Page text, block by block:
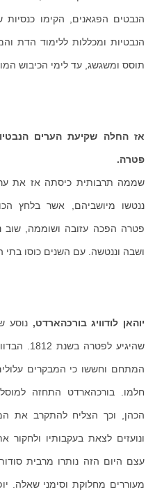
הנבטים הפגאנים, הקימו כנסיות
הנבטיות ומכללות ללימוד הדת
תוסס ומשגשג, עד לימי הכיבוש
אז החלה שקיעת הערים
פטרה.
שממה תרבותית כיסתה אז את
ננטשו מיושביהם, אשר בלחץ
פטרה הפכה עזובה ושוממה, שוב
ושבה וננטשה. עם השנים כוסו בתי
יוהאן לודוויג בורכהארדט, נוסע
שהיגיע
המתחם וחששו כי המבקרים
חלמו. בורכהארדט התחזה
הכהן, וכך הצליח להתקרב את
ונועזים לצאת בעקבותיו
עצם היום הזה נותרו מרבית
מעוררים מחלוקת וסימני שאלה.